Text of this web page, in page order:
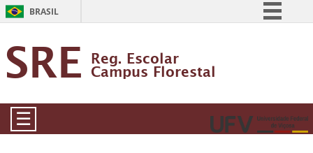
BRASIL
Participe
Acesso à informação
Legislação
SRE Reg. Escolar
Campus Florestal
☰